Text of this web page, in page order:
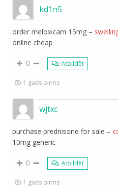
kd1n5
order meloxicam 15mg –
online cheap
0 Atbildēt
1 gads pirms
wjtxc
purchase prednisone for sale –
10mg generic
0 Atbildēt
1 gads pirms